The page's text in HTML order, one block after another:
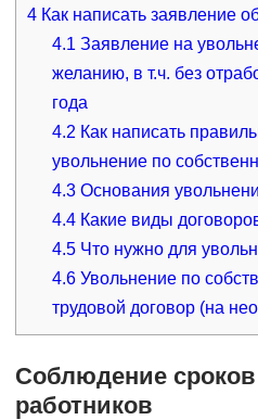
4Как написать заявление
4.1 Заявление на
желанию, в т.ч. без
года
4.2 Как написать
увольнение по
4.3 Основания
4.4 Какие виды
4.5 Что нужно для
4.6 Увольнение по
трудовой договор (на
Соблюдение
работников